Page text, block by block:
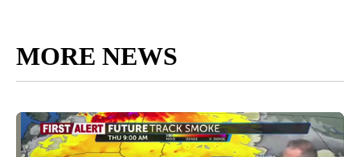
MORE NEWS